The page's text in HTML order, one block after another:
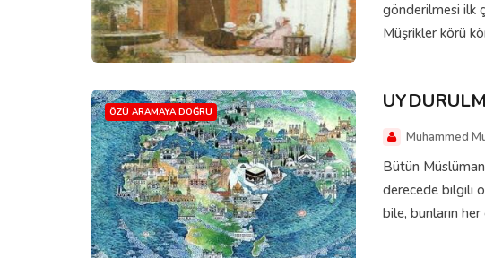
gönderilmesi ilk
Müşrikler körü
ÖZÜ ARAMAYA DOĞRU
Muhammed
Bütün
derecede bilgili
bile, bunların her